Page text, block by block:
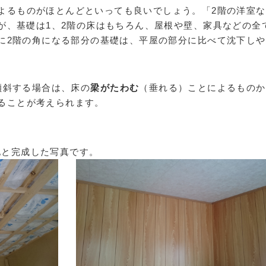
るものがほとんどといっても良いでしょう。「2階の洋室
、基礎は1、2階の床はもちろん、屋根や壁、家具などの全
2階の角になる部分の基礎は、平屋の部分に比べて沈下し
する場合は、床の梁がたわむ （垂れる）ことによるもの
ことが考えられます。
完成した写真です。